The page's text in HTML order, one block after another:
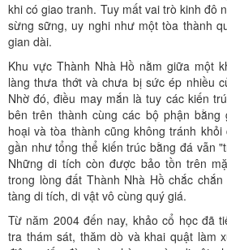
khi có giao tranh. Tuy mất vai trò kinh đô
sừng sững, uy nghi như một tòa thành
gian dài.
Khu vực Thành Nhà Hồ nằm giữa một
làng thưa thớt và chưa bị sức ép nhiều
Nhờ đó, điều may mắn là tuy các kiến
bên trên thành cùng các bộ phận
hoại và tòa thành cũng không tránh
gần như tổng thể kiến trúc bằng đá vẫn
Những di tích còn được bảo tồn trên
trong lòng đất Thành Nhà Hồ chắc
tàng di tích, di vật vô cùng quý giá.
Từ năm 2004 đến nay, khảo cổ học đã
tra thám sát, thăm dò và khai quật làm